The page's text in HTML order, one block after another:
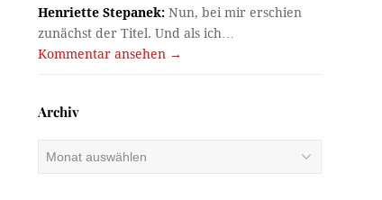
Henriette Stepanek: Nun, bei mir erschien
zunächst der Titel. Und als ich…
Kommentar ansehen →
Archiv